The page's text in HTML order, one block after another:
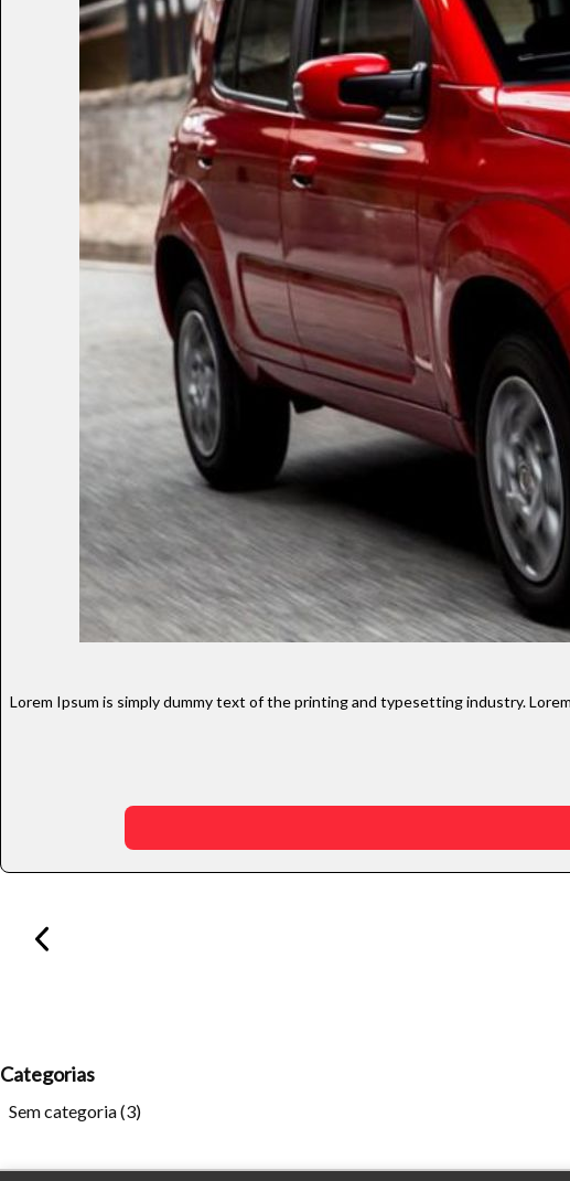
Lorem Ipsum is simply dummy text of the printing and typesetting industry.
Categorias
Sem categoria(3)